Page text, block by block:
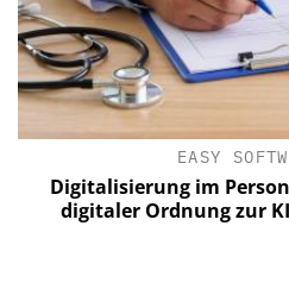
EASY
Digitalisierung im
digitaler Ordnung zur